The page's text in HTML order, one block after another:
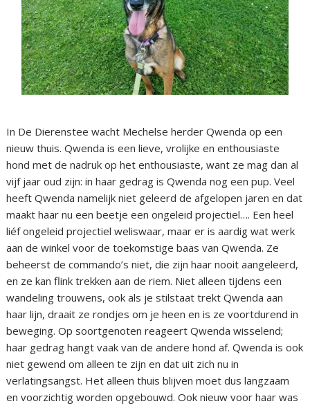
In De Dierenstee wacht Mechelse herder Qwenda op een
nieuw thuis. Qwenda is een lieve, vrolijke en enthousiaste
hond met de nadruk op het enthousiaste, want ze mag dan al
vijf jaar oud zijn: in haar gedrag is Qwenda nog een pup. Veel
heeft Qwenda namelijk niet geleerd de afgelopen jaren en dat
maakt haar nu een beetje een ongeleid projectiel…. Een heel
liéf ongeleid projectiel weliswaar, maar er is aardig wat werk
aan de winkel voor de toekomstige baas van Qwenda. Ze
beheerst de commando’s niet, die zijn haar nooit aangeleerd,
en ze kan flink trekken aan de riem. Niet alleen tijdens een
wandeling trouwens, ook als je stilstaat trekt Qwenda aan
haar lijn, draait ze rondjes om je heen en is ze voortdurend in
beweging. Op soortgenoten reageert Qwenda wisselend;
haar gedrag hangt vaak van de andere hond af. Qwenda is ook
niet gewend om alleen te zijn en dat uit zich nu in
verlatingsangst. Het alleen thuis blijven moet dus langzaam
en voorzichtig worden opgebouwd. Ook nieuw voor haar was